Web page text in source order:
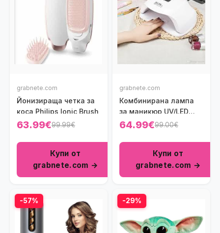
grabnete.com
Йонизираща четка за
коса Philips Ionic Brush
63.99€99.99€
Купи от
grabnete.com →
grabnete.com
Комбинирана лампа
за маникюр UV/LED
SUN
64.99€99.00€
Купи от
grabnete.com →
-57% -29%